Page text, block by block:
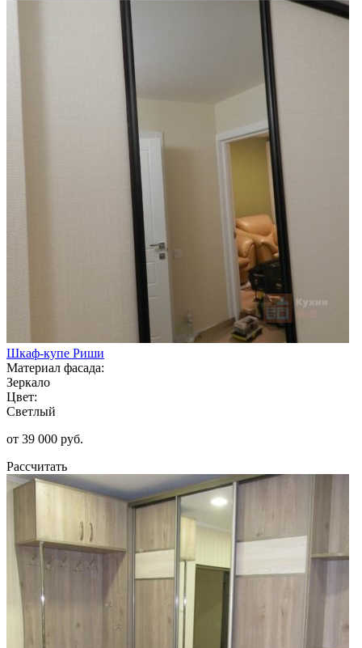
Шкаф-купе Риши
Материал фасада:
Зеркало
Цвет:
Светлый
от 39 000 руб.
Рассчитать